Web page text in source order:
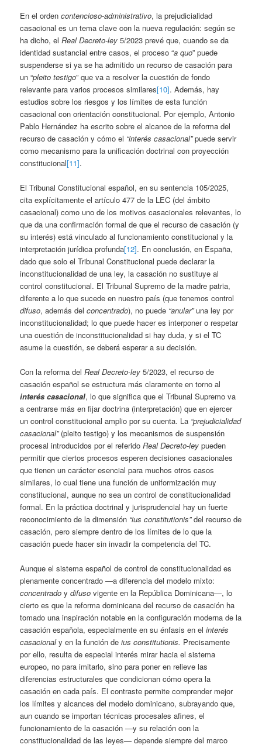
En el ordencontencioso-administrativo, la prejudicialidad
casacional es un tema clave con la nueva regulación: según se
ha dicho, elReal Decreto-ley 5/2023 prevé que, cuando se da
identidad sustancial entre casos, el proceso “a quo” puede
suspenderse si ya se ha admitido un recurso de casación para
un “pleito testigo” que va a resolver la cuestión de fondo
relevante para varios procesos similares[10]. Además, hay
estudios sobre los riesgos y los límites de esta función
casacional con orientación constitucional. Por ejemplo, Antonio
Pablo Hernández ha escrito sobre el alcance de la reforma del
recurso de casación y cómo el “interés casacional”puede servir
como mecanismo para la unificación doctrinal con proyección
constitucional[11].
El Tribunal Constitucional español, en su sentencia 105/2025,
cita explícitamente el artículo 477 de la LEC (del ámbito
casacional) como uno de los motivos casacionales relevantes, lo
que da una confirmación formal de que el recurso de casación (y
su interés) está vinculado al funcionamiento constitucional y la
interpretación jurídica profunda[12]. En conclusión, en España,
dado que solo el Tribunal Constitucional puede declarar la
inconstitucionalidad de una ley, la casación no sustituye al
control constitucional. El Tribunal Supremo de la madre patria,
diferente a lo que sucede en nuestro país (que tenemos control
difuso, además delconcentrado), no puede “anular”una ley por
inconstitucionalidad; lo que puede hacer es interponer o respetar
una cuestión de inconstitucionalidad si hay duda, y si el TC
asume la cuestión, se deberá esperar a su decisión.
Con la reforma delReal Decreto-ley 5/2023, el recurso de
casación español se estructura más claramente en torno al
interés casacional, lo que significa que el Tribunal Supremo va
a centrarse más en fijar doctrina (interpretación) que en ejercer
un control constitucional amplio por su cuenta. La “prejudicialidad
casacional”(pleito testigo) y los mecanismos de suspensión
procesal introducidos por el referidoReal Decreto-ley pueden
permitir que ciertos procesos esperen decisiones casacionales
que tienen un carácter esencial para muchos otros casos
similares, lo cual tiene una función de uniformización muy
constitucional, aunque no sea un control de constitucionalidad
formal. En la práctica doctrinal y jurisprudencial hay un fuerte
reconocimiento de la dimensión “ius constitutionis”del recurso de
casación, pero siempre dentro de los límites de lo que la
casación puede hacer sin invadir la competencia del TC.
Aunque el sistema español de control de constitucionalidad es
plenamente concentrado —a diferencia del modelo mixto:
concentrado ydifuso vigente en la República Dominicana—, lo
cierto es que la reforma dominicana del recurso de casación ha
tomado una inspiración notable en la configuración moderna de la
casación española, especialmente en su énfasis en elinterés
casacionaly en la función deius constitutionis. Precisamente
por ello, resulta de especial interés mirar hacia el sistema
europeo, no para imitarlo, sino para poner en relieve las
diferencias estructurales que condicionan cómo opera la
casación en cada país. El contraste permite comprender mejor
los límites y alcances del modelo dominicano, subrayando que,
aun cuando se importan técnicas procesales afines, el
funcionamiento de la casación —y su relación con la
constitucionalidad de las leyes— depende siempre del marco